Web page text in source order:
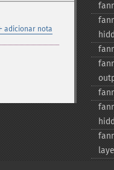
adicionar nota